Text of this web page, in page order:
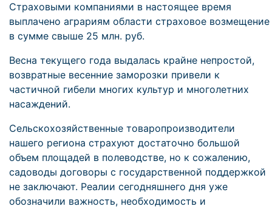
Страховыми компаниями в настоящее время
выплачено аграриям области страховое возмещение
в сумме свыше 25 млн. руб.
Весна текущего года выдалась крайне непростой,
возвратные весенние заморозки привели к
частичной гибели многих культур и многолетних
насаждений.
Сельскохозяйственные товаропроизводители
нашего региона страхуют достаточно большой
объем площадей в полеводстве, но к сожалению,
садоводы договоры с государственной поддержкой
не заключают. Реалии сегодняшнего дня уже
обозначили важность, необходимость и